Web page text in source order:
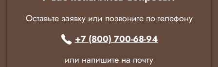
Оставьте заявку или позвоните по телефону
+7 (800) 700-68-94
или напишите на почту